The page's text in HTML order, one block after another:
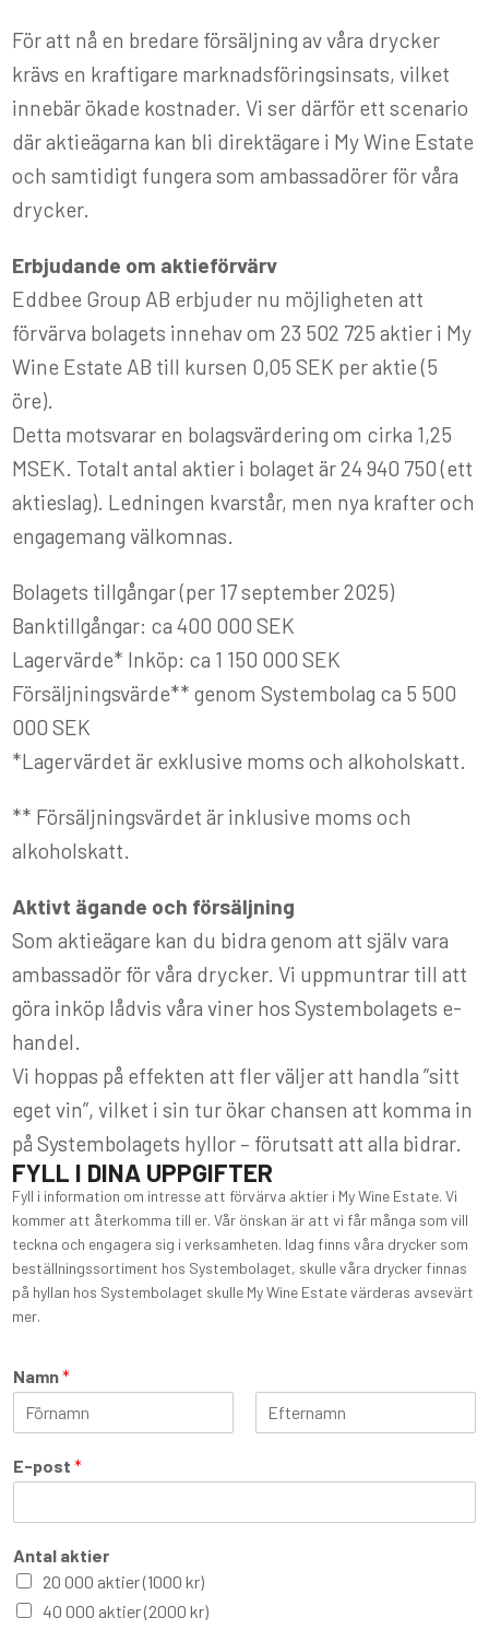
För att nå en bredare försäljning av våra drycker
krävs en kraftigare marknadsföringsinsats, vilket
innebär ökade kostnader. Vi ser därför ett scenario
där aktieägarna kan bli direktägare i My Wine Estate
och samtidigt fungera som ambassadörer för våra
drycker.
Erbjudande om aktieförvärv
Eddbee Group AB erbjuder nu möjligheten att
förvärva bolagets innehav om 23 502 725 aktier i My
Wine Estate AB till kursen 0,05 SEK per aktie (5
öre).
Detta motsvarar en bolagsvärdering om cirka 1,25
MSEK. Totalt antal aktier i bolaget är 24 940 750 (ett
aktieslag). Ledningen kvarstår, men nya krafter och
engagemang välkomnas.
Bolagets tillgångar (per 17 september 2025)
Banktillgångar: ca 400 000 SEK
Lagervärde* Inköp: ca 1 150 000 SEK
Försäljningsvärde** genom Systembolag ca 5 500
000 SEK
*Lagervärdet är exklusive moms och alkoholskatt.
** Försäljningsvärdet är inklusive moms och
alkoholskatt.
Aktivt ägande och försäljning
Som aktieägare kan du bidra genom att själv vara
ambassadör för våra drycker. Vi uppmuntrar till att
göra inköp lådvis våra viner hos Systembolagets e-
handel.
Vi hoppas på effekten att fler väljer att handla ”sitt
eget vin”, vilket i sin tur ökar chansen att komma in
på Systembolagets hyllor – förutsatt att alla bidrar.
FYLL I DINA UPPGIFTER
Fyll i information om intresse att förvärva aktier i My Wine Estate. Vi
kommer att återkomma till er. Vår önskan är att vi får många som vill
teckna och engagera sig i verksamheten. Idag finns våra drycker som
beställningssortiment hos Systembolaget, skulle våra drycker finnas
på hyllan hos Systembolaget skulle My Wine Estate värderas avsevärt
mer.
Namn*
ö
rE-post*
Antal aktier
20 000 aktier (1000 kr)
40 000 aktier (2000 kr)